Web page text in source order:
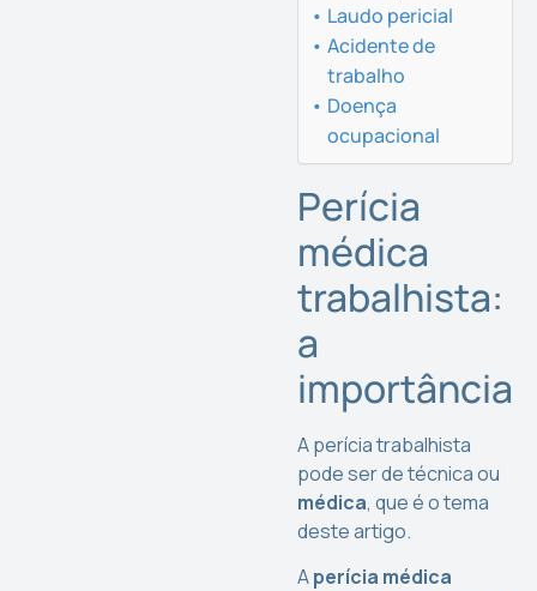
Laudo pericial
Acidente de
trabalho
Doença
ocupacional
Perícia
médica
trabalhista:
a
importância
A perícia trabalhista
pode ser de técnica ou
médica, que é o tema
deste artigo.
Aperícia médica